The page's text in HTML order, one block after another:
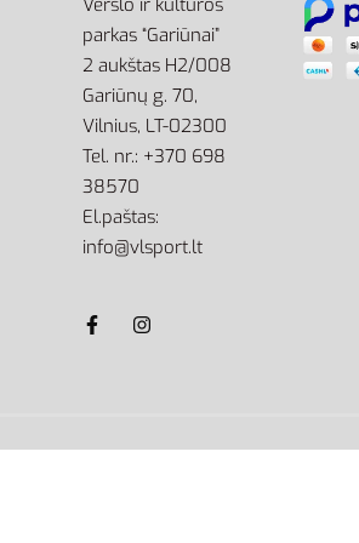
parkas “Gariūnai”
2 aukštas H2/008
Gariūnų g. 70,
Vilnius, LT-02300
Tel. nr.: +370 698
38570
El.paštas:
info@vlsport.lt